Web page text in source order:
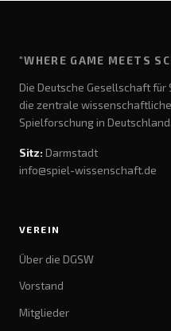
"WHERE GAME MEETS
Die Deutsche Gesellschaft für
die zentrale
Spielforschung in Deutschland.
Sitz: Darmstadt
info@spiel-wissenschaft.de
VEREIN
Über die DGSW
Vorstand
Mitglieder